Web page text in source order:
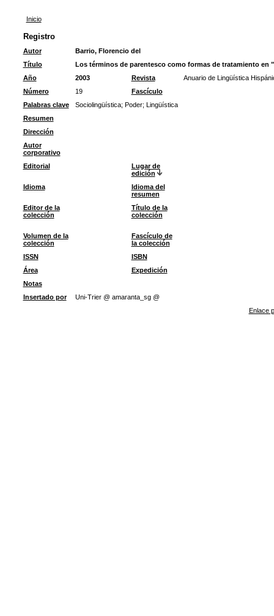
Inicio
Registro
Autor
Barrio, Florencio del
Título
Los términos de parentesco como formas de tratamiento en
Año
2003 Revista
Anuario de Lingüística
Número
19
Fascículo
Palabras clave
Sociolingüística; Poder; Lingüística
Resumen
Dirección
Autor
corporativo
Editorial
Lugar de
edición
Idioma
Idioma del
resumen
Editor de la
colección
Título de la
colección
Volumen de la
colección
Fascículo de
la colección
ISSN
ISBN
Área
Expedición
Notas
Insertado por
Uni-Trier @ amaranta_sg @
Enlace